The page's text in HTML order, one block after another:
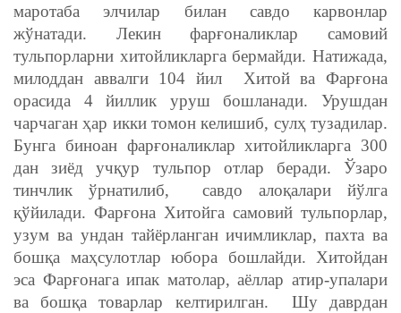
маротаба элчилар билан савдо карвонлар
жўнатади. Лекин фарғоналиклар самовий
тульпорларни хитойликларга бермайди. Натижада,
милоддан аввалги 104 йил Хитой ва Фарғона
орасида 4 йиллик уруш бошланади. Урушдан
чарчаган ҳар икки томон келишиб, сулҳ тузадилар.
Бунга биноан фарғоналиклар хитойликларга 300
дан зиёд учқур тульпор отлар беради. Ўзаро
тинчлик ўрнатилиб, савдо алоқалари йўлга
қўйилади. Фарғона Хитойга самовий тульпорлар,
узум ва ундан тайёрланган ичимликлар, пахта ва
бошқа маҳсулотлар юбора бошлайди. Хитойдан
эса Фарғонага ипак матолар, аёллар атир-упалари
ва бошқа товарлар келтирилган. Шу даврдан